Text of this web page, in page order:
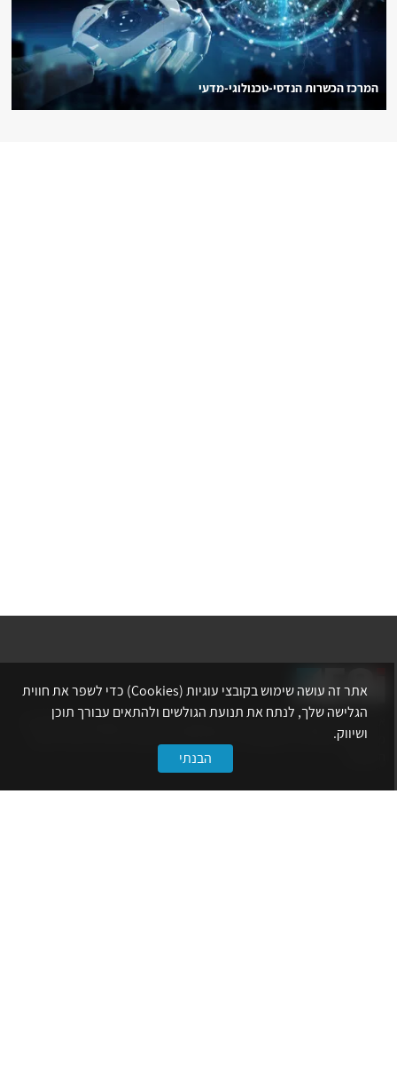
המרכז הכשרות הנדסי-טכנולוגי-מדעי
אתר לשכת המהנדסים, האדריכלים והאקדמאים בעלי המקצועות הטכנולוגיים
מרכז את הפעילויות המקצועיות, ההשתלמויות, ההטבות ואירועי הפנאי לאנשי
אתר זה עושה שימוש בקובצי עוגיות (Cookies) כדי לשפר את חווית
הגלישה שלך, לנתח את תנועת הגולשים ולהתאים עבורך תוכן
ושיווק.
הבנתי